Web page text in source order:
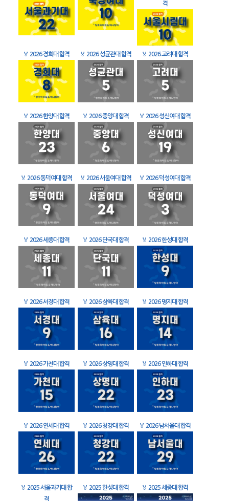
격
🏅 2026 경희대 합격 🏅 2026 성균관대 합격 🏅 2026 고려대 합격
🏅 2026 한양대 합격 🏅 2026 중앙대 합격 🏅 2026 성신여대 합격
🏅 2026 동덕여대 합격 🏅 2026 서울여대 합격 🏅 2026 덕성여대 합격
🏅 2026 세종대 합격 🏅 2026 단국대 합격 🏅 2026 한성대 합격
🏅 2026 서경대 합격 🏅 2026 삼육대 합격 🏅 2026 명지대 합격
🏅 2026 가천대 합격 🏅 2026 상명대 합격 🏅 2026 인하대 합격
🏅 2026 연세대 합격 🏅 2026 청강대 합격 🏅 2026 남서울대 합격
🏅 2025 서울과기대 합
격
🏅 2025 한성대 합격 🏅 2025 세종대 합격